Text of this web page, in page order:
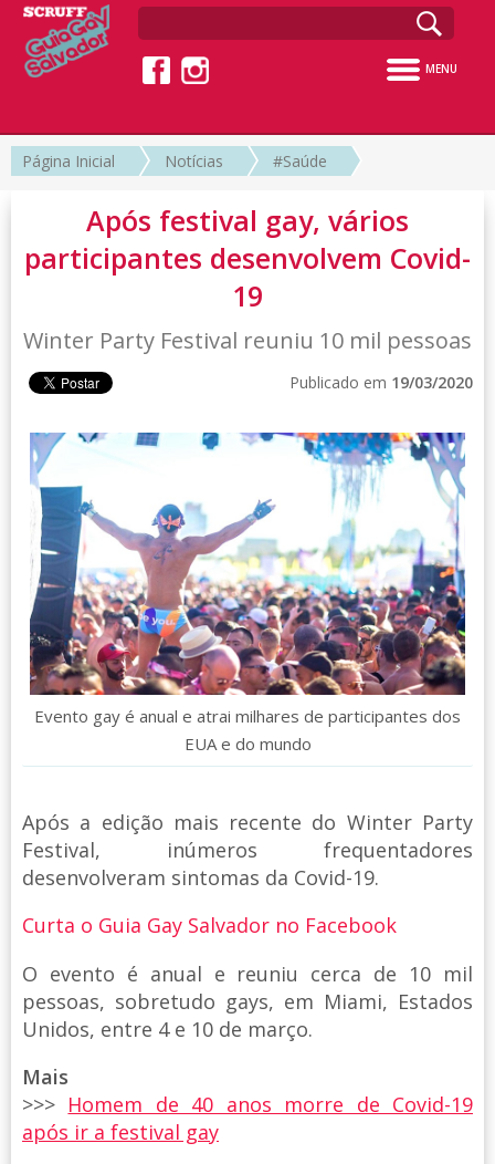
MENU
Página Inicial Notícias #Saúde
Após festival gay, vários
participantes desenvolvem Covid-
19
Winter Party Festival reuniu 10 mil pessoas
Publicado em 19/03/2020
Evento gay é anual e atrai milhares de participantes dos
EUA e do mundo
Após a edição mais recente do Winter Party
Festival, inúmeros frequentadores
desenvolveram sintomas da Covid-19.
Curta o Guia Gay Salvador no Facebook
O evento é anual e reuniu cerca de 10 mil
pessoas, sobretudo gays, em Miami, Estados
Unidos, entre 4 e 10 de março.
Mais
>>> Homem de 40 anos morre de Covid-19
após ir a festival gay